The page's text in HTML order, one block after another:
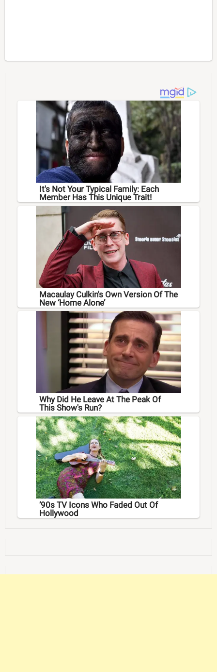
It's Not Your Typical Family: Each
Member Has This Unique Trait!
Macaulay Culkin's Own Version Of The
New ‘Home Alone’
Why Did He Leave At The Peak Of
This Show's Run?
’90s TV Icons Who Faded Out Of
Hollywood